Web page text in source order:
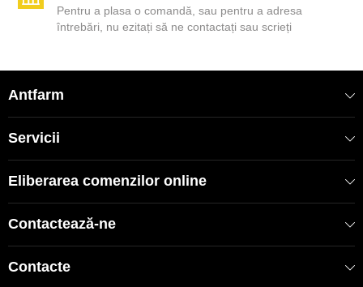
Pentru a plasa o comandă, sau pentru a adresa
întrebări, nu ezitați să ne contactați sau scrieți
Antfarm
Servicii
Eliberarea comenzilor online
Contactează-ne
Contacte